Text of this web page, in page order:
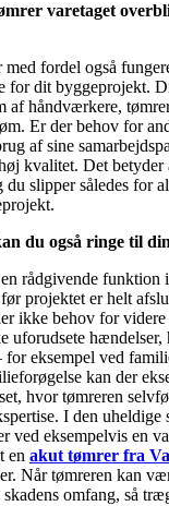
varetaget
med fordel også
for dit byggeprojekt.
af håndværkere,
Er der behov for
af sine
kvalitet. Det betyder
slipper således for
du også ringe til
rådgivende funktion
projektet er helt
ikke behov for
uforudsete
eksempel ved
kan der
hvor tømreren
I den uheldige
ved eksempelvis en
en akut tømrer fra
Når tømreren kan
omfang, så